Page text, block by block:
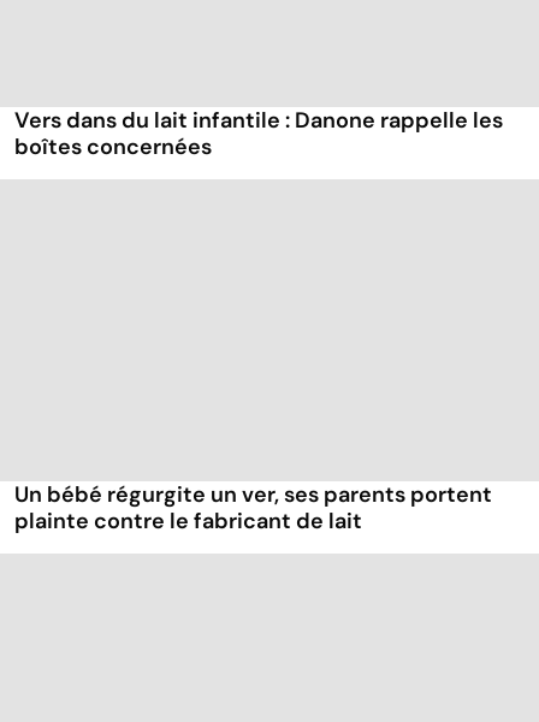
Vers dans du lait infantile : Danone rappelle les
boîtes concernées
Un bébé régurgite un ver, ses parents portent
plainte contre le fabricant de lait